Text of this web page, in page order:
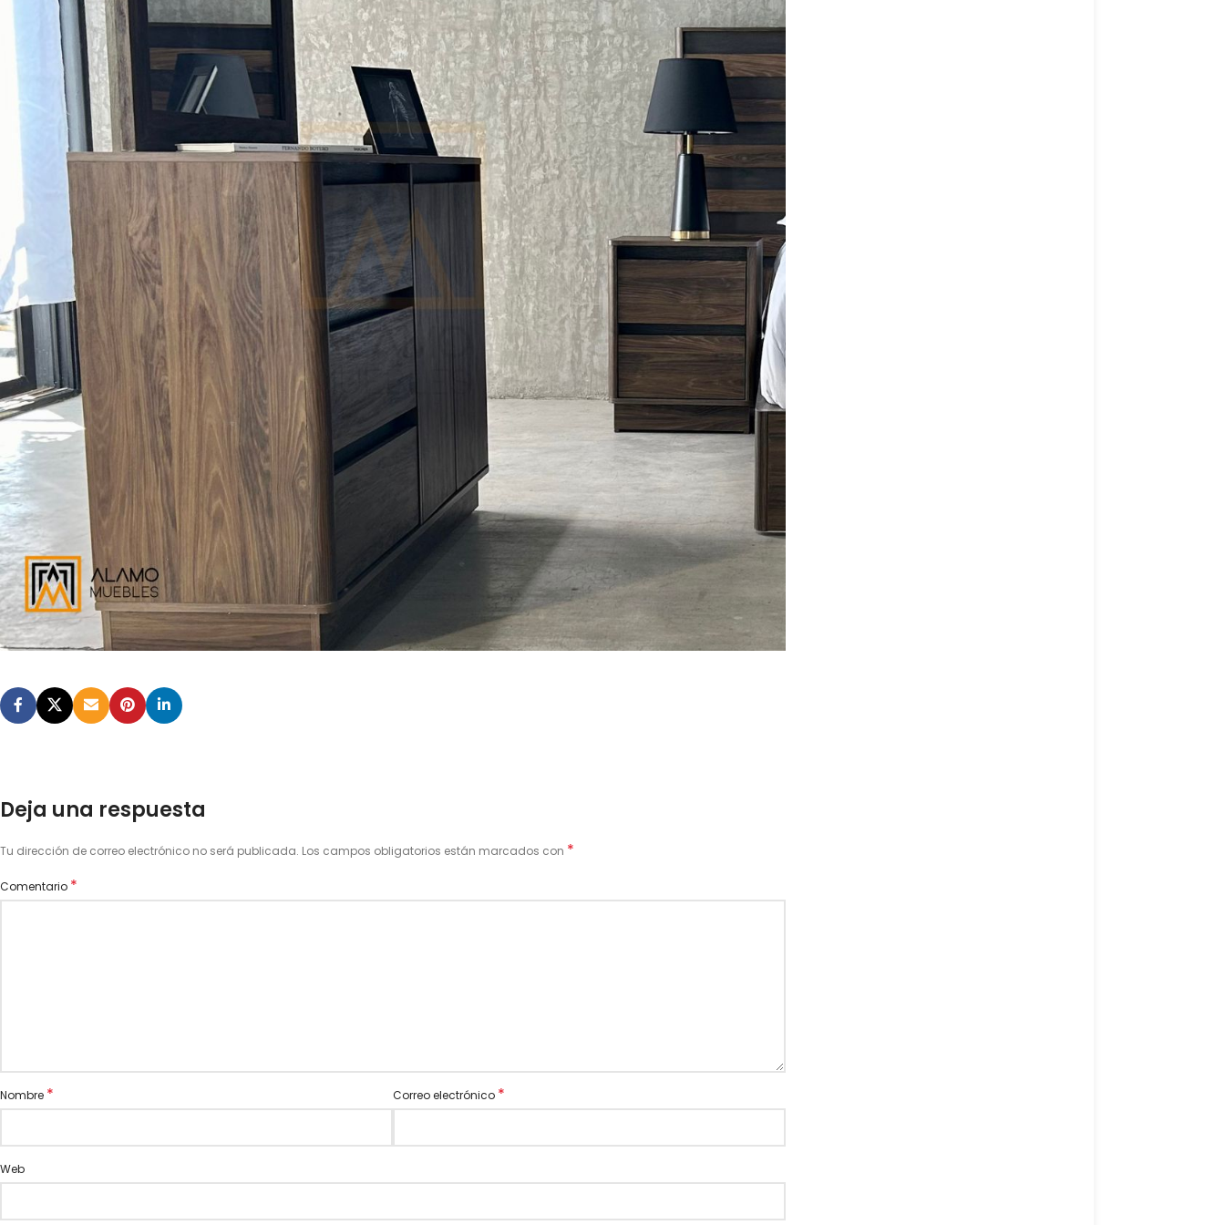
Deja una respuesta
Tu dirección de correo electrónico no será publicada. Los campos obligatorios están marcados con *
Comentario *
Nombre * Correo electrónico *
Web